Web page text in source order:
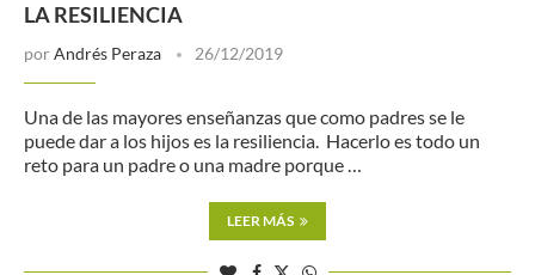
LA RESILIENCIA
por Andrés Peraza 26/12/2019
Una de las mayores enseñanzas que como padres se le
puede dar a los hijos es la resiliencia. Hacerlo es todo un
reto para un padre o una madre porque …
LEER MÁS